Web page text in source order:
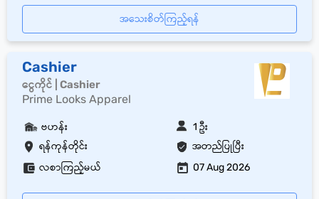
အသေးစိတ်ကြည့်ရန်
Cashier
ငွေကိုင် | Cashier
Prime Looks Apparel
ရန်ကုန်တိုင်း အတည်ပြုပြီး
ဗဟန်း 1 ဦး
လစာကြည့်မယ် 07 Aug 2026